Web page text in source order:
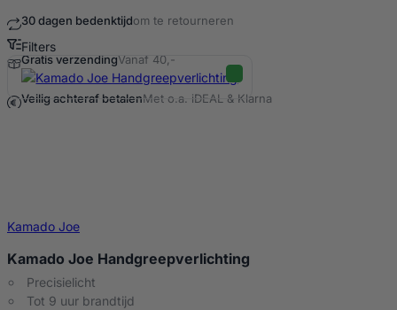
30 dagen bedenktijdom te retourneren
Gratis verzendingVanaf 40,-
Veilig achteraf betalenMet o.a. iDEAL & Klarna
Filters
Handgreepverlichting Producten
Kamado Joe
Kamado Joe Handgreepverlichting
Precisielicht
Tot 9 uur brandtijd